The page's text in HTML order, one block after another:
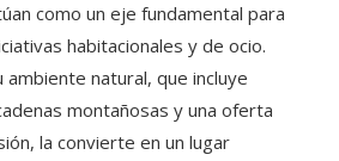
como un eje fundamental para
habitacionales y de ocio.
ambiente natural, que incluye
montañosas y una oferta
la convierte en un lugar